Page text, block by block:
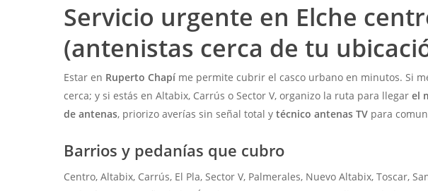
Servicio urgente en Elche
(antenistas cerca de tu
Estar en Ruperto Chapí me permite cubrir el casco urbano en minutos. Si
cerca; y si estás en Altabix, Carrús o Sector V, organizo la ruta para llegarel
de antenas, priorizo averías sin señal total ytécnico antenas TV para
Barrios y pedanías que cubro
Centro, Altabix, Carrús, El Pla, Sector V, Palmerales, Nuevo Altabix, Toscar,